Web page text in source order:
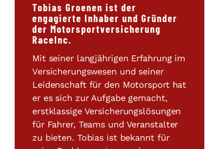
Tobias Groenen ist der
engagierte Inhaber und Gründer
der Motorsportversicherung
RaceInc.
Mit seiner langjährigen Erfahrung im
Versicherungswesen und seiner
Leidenschaft für den Motorsport hat
er es sich zur Aufgabe gemacht,
erstklassige Versicherungslösungen
für Fahrer, Teams und Veranstalter
zu bieten. Tobias ist bekannt für